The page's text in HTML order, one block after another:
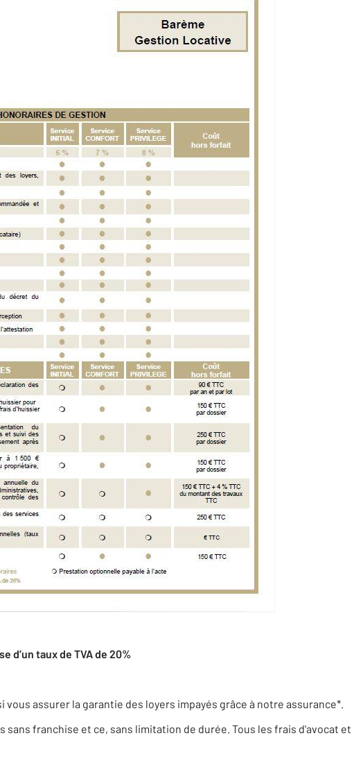
d’un taux de TVA de 20%
vous assurer la garantie des loyers impayés grâce à notre assurance*.
sans franchise et ce, sans limitation de durée. Tous les frais d'avocat